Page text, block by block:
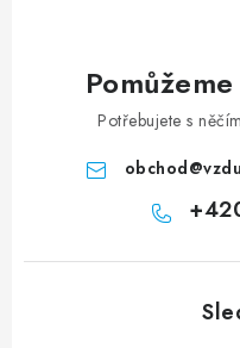
Potřebujete s
obchod@